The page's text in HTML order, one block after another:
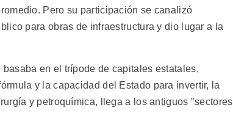
Pero su participación se canalizó
para obras de infraestructura y dio lugar a la
en el trípode de capitales estatales,
y la capacidad del Estado para invertir, la
y petroquímica, llega a los antiguos "sectores